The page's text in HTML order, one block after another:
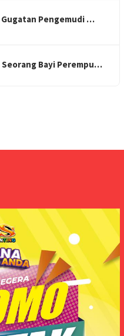
Gugatan Pengemudi …
Seorang Bayi Perempu…